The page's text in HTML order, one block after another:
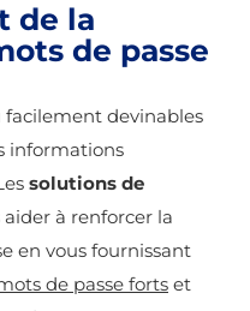
de la
de passe
facilement devinables
informations
solutions de
à renforcer la
en vous fournissant
de passe forts et